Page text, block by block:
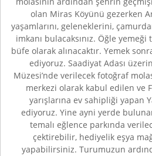
olan Miras Köyünü gezerken
yaşamlarını, geleneklerini,
imkanı bulacaksınız. Öğle yemeği
büfe olarak alınacaktır. Yemek
ediyoruz. Saadiyat Adası
Müzesi’nde verilecek fotoğraf
merkezi olarak kabul edilen ve
yarışlarına ev sahipliği yapan
ediyoruz. Yine ayni yerde
temalı eğlence parkında
çektirebilir, hediyelik eşya
yapabilirsiniz. Turumuzun